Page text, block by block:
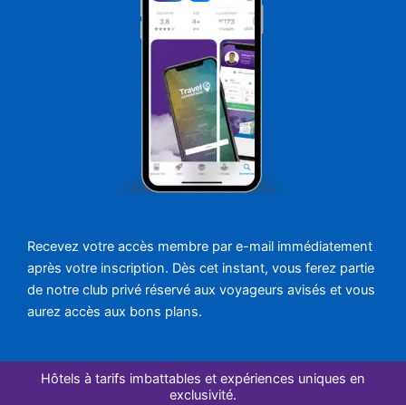
Recevez votre accès membre par e-mail immédiatement
après votre inscription. Dès cet instant, vous ferez partie
de notre club privé réservé aux voyageurs avisés et vous
aurez accès aux bons plans.
Hôtels à tarifs imbattables et expériences uniques en
exclusivité.